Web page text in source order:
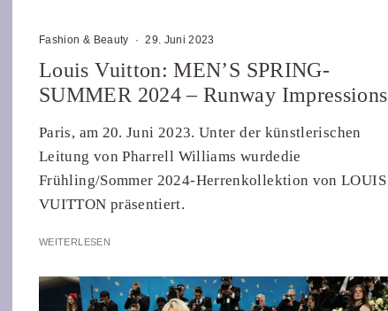
Fashion & Beauty · 29. Juni 2023
Louis Vuitton: MEN’S SPRING-
SUMMER 2024 – Runway Impressions
Paris, am 20. Juni 2023. Unter der künstlerischen
Leitung von Pharrell Williams wurdedie
Frühling/Sommer 2024-Herrenkollektion von LOUIS
VUITTON präsentiert.
WEITERLESEN